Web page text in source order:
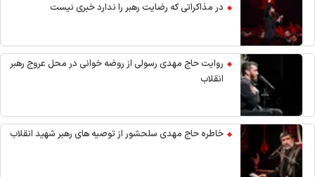
در مذاکراتی که رضایت رهبر را ندارد خبری نیست
روایت حاج مهدی رسولی از روضه خوانی در محل عروج رهبر
انقلاب
خاطره حاج مهدی سلحشور از توصیه های رهبر شهید انقلاب